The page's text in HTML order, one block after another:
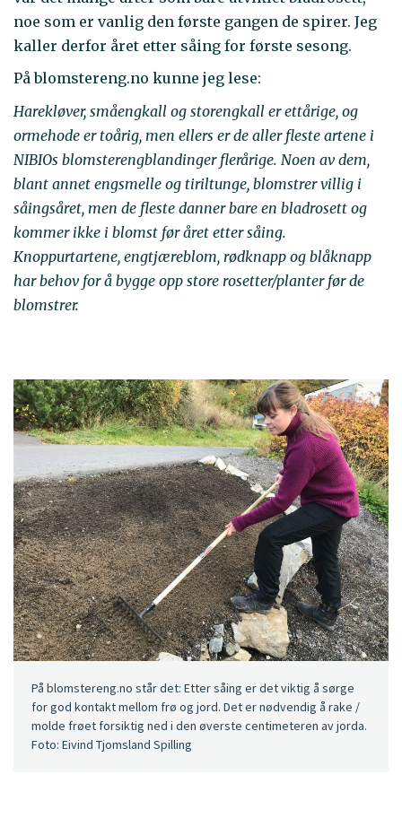
noe som er vanlig den første gangen de spirer. Jeg
kaller derfor året etter såing for første sesong.
På blomstereng.no kunne jeg lese:
Harekløver, småengkall og storengkall er ettårige, og
ormehode er toårig, men ellers er de aller fleste artene i
NIBIOs blomsterengblandinger flerårige. Noen av dem,
blant annet engsmelle og tiriltunge, blomstrer villig i
såingsåret, men de fleste danner bare en bladrosett og
kommer ikke i blomst før året etter såing.
Knoppurtartene, engtjæreblom, rødknapp og blåknapp
har behov for å bygge opp store rosetter/planter før de
blomstrer.
På blomstereng.no står det: Etter såing er det viktig å sørge
for god kontakt mellom frø og jord. Det er nødvendig å rake /
molde frøet forsiktig ned i den øverste centimeteren av jorda.
Foto: Eivind Tjomsland Spilling